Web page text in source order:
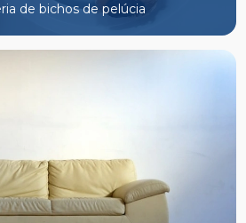
de bichos de pelúcia